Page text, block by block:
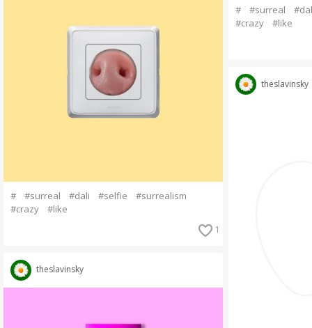
# #surreal #dali #selfie
#surrealism
#crazy
#like
1
theslavinsky
# #surreal
#crazy
#like
theslavinsky